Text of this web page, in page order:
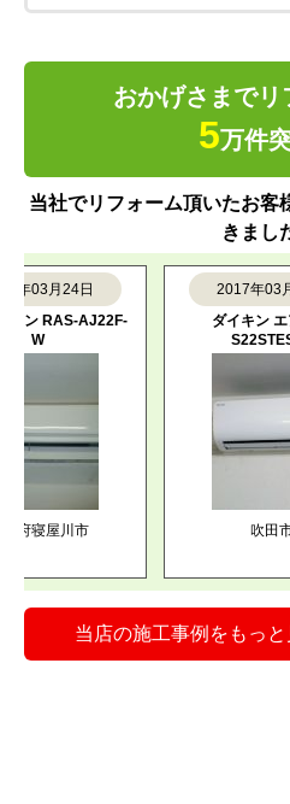
おかげさまでリ
5万件
当社でリフォーム頂いたお客
きまし
月24日
RAS-AJ22F-
屋川市
2017年03月01
ダイキン エアコ
S22STES-W
吹田市
当店の施工事例をもっ